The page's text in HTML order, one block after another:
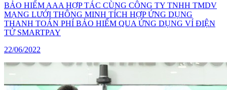
BẢO HIỂM AAA HỢP TÁC CÙNG CÔNG TY TNHH TMDV
MẠNG LƯỚI THÔNG MINH TÍCH HỢP ỨNG DỤNG
THANH TOÁN PHÍ BẢO HIỂM QUA ỨNG DỤNG VÍ ĐIỆN
TỬ SMARTPAY
22/06/2022